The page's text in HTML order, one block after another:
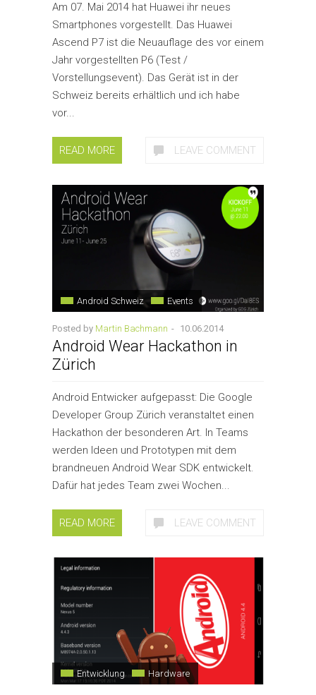
Am 07. Mai 2014 hat Huawei ihr neues
Smartphones vorgestellt. Das Huawei
Ascend P7 ist die Neuauflage des vor einem
Jahr vorgestellten P6 (Test /
Vorstellungsevent). Das Gerät ist in der
Schweiz bereits erhältlich und ich habe
vor...
READ MORE LEAVE COMMENT
Android Schweiz Events
Posted by Martin Bachmann - 10.06.2014
Android Wear Hackathon in
Zürich
Android Entwicker aufgepasst: Die Google
Developer Group Zürich veranstaltet einen
Hackathon der besonderen Art. In Teams
werden Ideen und Prototypen mit dem
brandneuen Android Wear SDK entwickelt.
Dafür hat jedes Team zwei Wochen...
READ MORE LEAVE COMMENT
Entwicklung Hardware